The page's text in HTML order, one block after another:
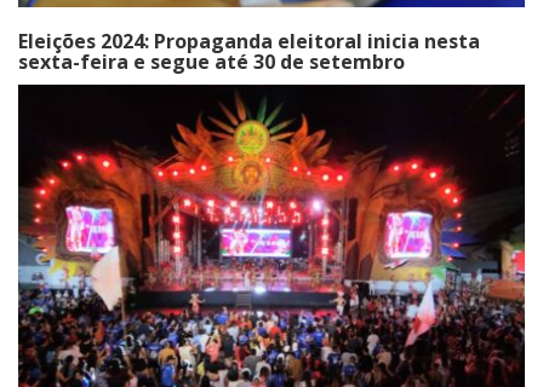
Eleições 2024: Propaganda eleitoral inicia nesta
sexta-feira e segue até 30 de setembro